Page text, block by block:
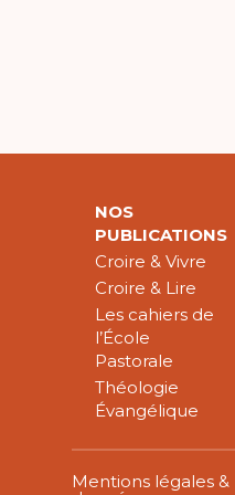
NOS
PUBLICATIONS
Croire & Vivre
Croire & Lire
Les cahiers de
l’École
Pastorale
Théologie
Évangélique
Mentions légales &